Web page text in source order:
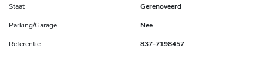
Staat
Gerenoveerd
Parking/Garage
Nee
Referentie
837-7198457